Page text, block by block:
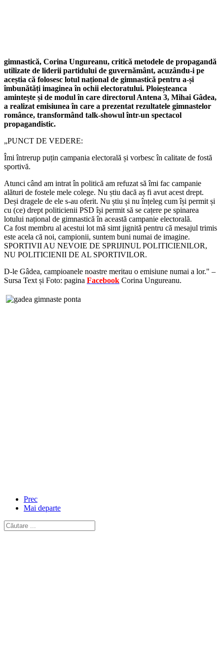
gimnastică, Corina Ungureanu, critică metodele de propagandă
utilizate de liderii partidului de guvernământ, acuzându-i pe
aceștia că folosesc lotul național de gimnastică pentru a-și
îmbunătăți imaginea în ochii electoratului. Ploieșteanca
amintește și de modul în care directorul Antena 3, Mihai Gâdea,
a realizat emisiunea în care a prezentat rezultatele gimnastelor
românce, transformând talk-showul într-un spectacol
propagandistic.
„PUNCT DE VEDERE:
Îmi întrerup puțin campania electorală și vorbesc în calitate de fostă
sportivă.
Atunci când am intrat în politică am refuzat să îmi fac campanie
alături de fostele mele colege. Nu știu dacă aș fi avut acest drept.
Deși dragele de ele s-au oferit. Nu știu și nu înțeleg cum își permit și
cu (ce) drept politicienii PSD își permit să se cațere pe spinarea
lotului național de gimnastică în această campanie electorală.
Ca fost membru al acestui lot mă simt jignită pentru că mesajul trimis
este acela că noi, campionii, suntem buni numai de imagine.
SPORTIVII AU NEVOIE DE SPRIJINUL POLITICIENILOR,
NU POLITICIENII DE AL SPORTIVILOR.
D-le Gâdea, campioanele noastre meritau o emisiune numai a lor." –
Sursa Text și Foto: pagina Facebook Corina Ungureanu.
Prec
Mai departe